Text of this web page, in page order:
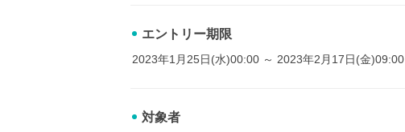
エントリー期限
2023年1月25日(水)00:00 ～ 2023年2月17日(金)09:00
対象者